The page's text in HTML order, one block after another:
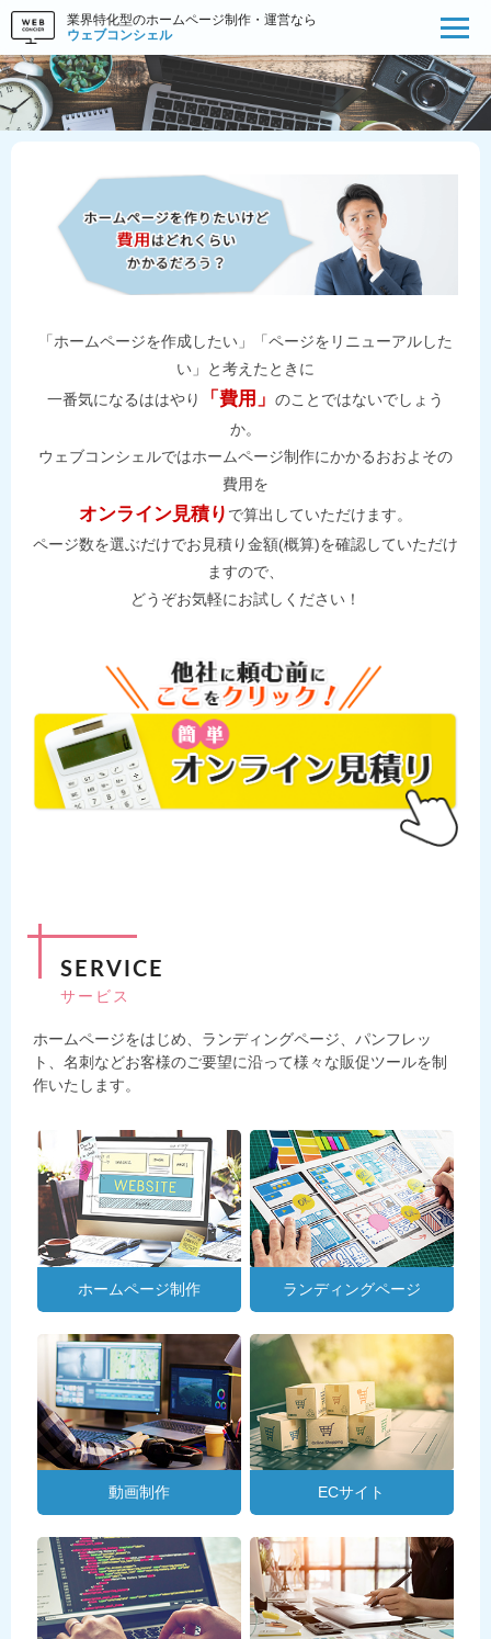
業界特化型のホームページ制作・運営なら
ウェブコンシェル
「ホームページを作成したい」「ページをリニューアルした
い」と考えたときに
一番気になるははやり
「費用」 のことではないでしょう
か。
ウェブコンシェルではホームページ制作にかかるおおよその
費用を
オンライン見積り で算出していただけます。
ページ数を選ぶだけでお見積り金額(概算)を確認していただけ
ますので、
どうぞお気軽にお試しください！
SERVICE
サービス
ホームページをはじめ、ランディングページ、パンフレッ
ト、名刺などお客様のご要望に沿って様々な販促ツールを制
作いたします。
ホームページ制作 ランディングページ
動画制作 ECサイト